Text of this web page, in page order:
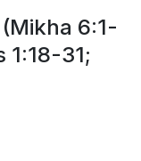
6:1-
1:18-31;